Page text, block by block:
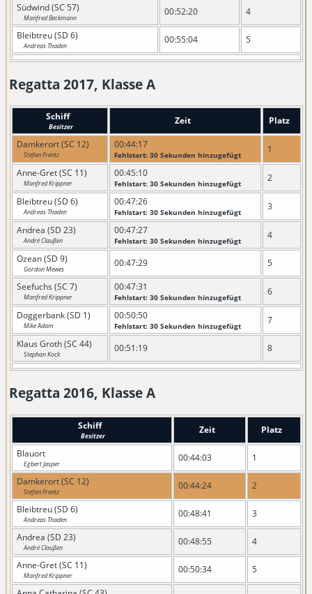
Südwind (SC 57)
Manfred Beckmann
00:52:20
4
Bleibtreu (SD 6)
Andreas Thaden
00:55:04 5
Regatta 2017, Klasse A
Schiff
Besitzer
Zeit
Platz
Damkerort (SC 12)
Stefan Frentz
00:44:17
Fehlstart: 30 Sekunden hinzugefügt
1
Anne-Gret (SC 11)
Manfred Krippner
00:45:10
Fehlstart: 30 Sekunden hinzugefügt
2
Bleibtreu (SD 6)
Andreas Thaden
00:47:26
Fehlstart: 30 Sekunden hinzugefügt
3
Andrea (SD 23)
André Claußen
00:47:27
Fehlstart: 30 Sekunden hinzugefügt
4
Ozean (SD 9)
Gordon Mewes
00:47:29
5
Seefuchs (SC 7)
Manfred Krippner
00:47:31
Fehlstart: 30 Sekunden hinzugefügt
6
Doggerbank (SD 1)
Mike Adam
00:50:50
Fehlstart: 30 Sekunden hinzugefügt
7
Klaus Groth (SC 44)
Stephan Kock
00:51:19 8
Regatta 2016, Klasse A
Schiff
Besitzer
Zeit
Platz
Blauort
Egbert Jasper
00:44:03
1
Damkerort (SC 12)
Stefan Frentz
00:44:24
2
Bleibtreu (SD 6)
Andreas Thaden
00:48:41
3
Andrea (SD 23)
André Claußen
00:48:55
4
Anne-Gret (SC 11)
Manfred Krippner
00:50:34
5